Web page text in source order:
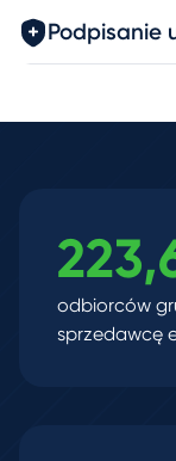
Podpisanie
odbiorców
sprzedawcę